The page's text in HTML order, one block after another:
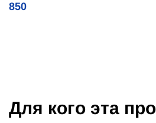
850
Для кого эта